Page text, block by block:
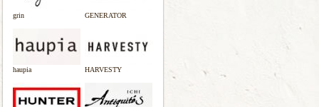
grin GENERATOR
haupia HARVESTY